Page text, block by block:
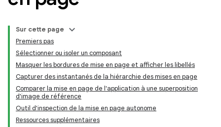
Sur cette page
Premiers pas
Sélectionner ou isoler un composant
Masquer les bordures de mise en page et afficher les libellés
Capturer des instantanés de la hiérarchie des mises en page
Comparer la mise en page de l'application à une superposition
d'image de référence
Outil d'inspection de la mise en page autonome
Ressources supplémentaires